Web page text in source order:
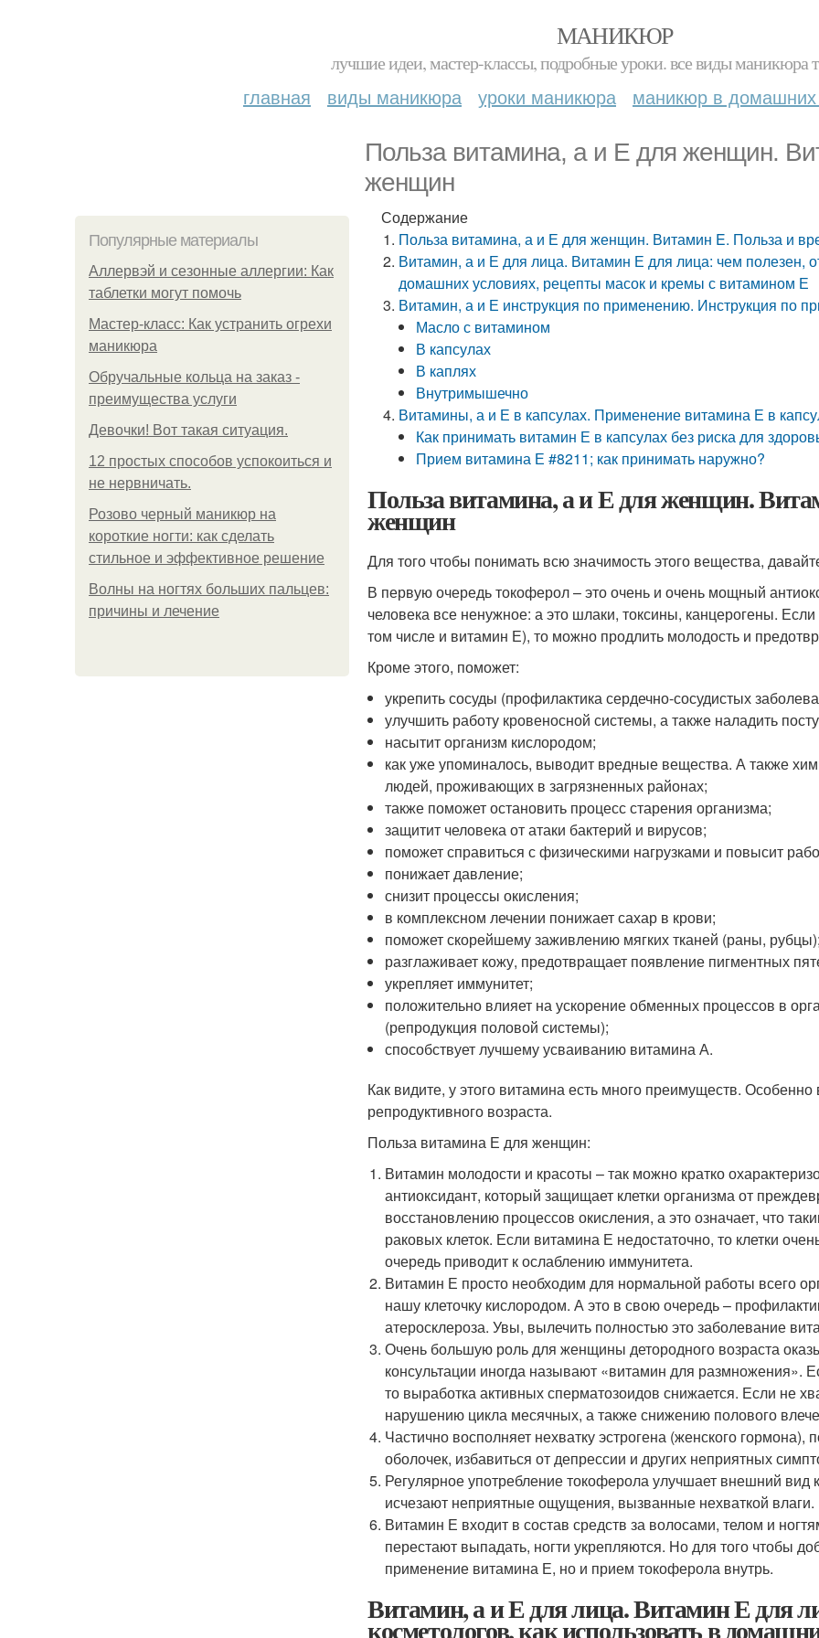
МАНИКЮР
лучшие идеи, мастер-классы, подробные уроки. все виды маникюра
главная виды маникюра уроки маникюра маникюр в домашних
Польза витамина, а и Е для женщин.
женщин
Популярные материалы
Аллервэй и сезонные аллергии: Как
таблетки могут помочь
Мастер-класс: Как устранить огрехи
маникюра
Обручальные кольца на заказ -
преимущества услуги
Девочки! Вот такая ситуация.
12 простых способов успокоиться и
не нервничать.
Розово черный маникюр на
короткие ногти: как сделать
стильное и эффективное решение
Волны на ногтях больших пальцев:
причины и лечение
Содержание
Польза витамина, а и Е для женщин. Витамин E. Польза и
Витамин, а и Е для лица. Витамин Е для лица: чем полезен,
домашних условиях, рецепты масок и кремы с витамином Е
Витамин, а и Е инструкция по применению. Инструкция по
Масло с витамином
В капсулах
В каплях
Внутримышечно
Витамины, а и Е в капсулах. Применение витамина Е в
Как принимать витамин Е в капсулах без риска для
Прием витамина Е #8211; как принимать наружно?
Польза витамина, а и Е для женщин.
женщин
Для того чтобы понимать всю значимость этого вещества,
В первую очередь токоферол – это очень и очень мощный
человека все ненужное: а это шлаки, токсины, канцерогены.
том числе и витамин Е), то можно продлить молодость и
Кроме этого, поможет:
укрепить сосуды (профилактика сердечно-сосудистых
улучшить работу кровеносной системы, а также наладить
насытит организм кислородом;
как уже упоминалось, выводит вредные вещества. А также
людей, проживающих в загрязненных районах;
также поможет остановить процесс старения организма;
защитит человека от атаки бактерий и вирусов;
поможет справиться с физическими нагрузками и повысит
понижает давление;
снизит процессы окисления;
в комплексном лечении понижает сахар в крови;
поможет скорейшему заживлению мягких тканей (раны,
разглаживает кожу, предотвращает появление пигментных
укрепляет иммунитет;
положительно влияет на ускорение обменных процессов в
(репродукция половой системы);
способствует лучшему усваиванию витамина А.
Как видите, у этого витамина есть много преимуществ.
репродуктивного возраста.
Польза витамина Е для женщин:
Витамин молодости и красоты – так можно кратко
антиоксидант, который защищает клетки организма от
восстановлению процессов окисления, а это означает, что
раковых клеток. Если витамина Е недостаточно, то клетки
очередь приводит к ослаблению иммунитета.
Витамин Е просто необходим для нормальной работы всего
нашу клеточку кислородом. А это в свою очередь –
атеросклероза. Увы, вылечить полностью это заболевание
Очень большую роль для женщины детородного возраста
консультации иногда называют «витамин для размножения».
то выработка активных сперматозоидов снижается. Если не
нарушению цикла месячных, а также снижению полового
Частично восполняет нехватку эстрогена (женского
оболочек, избавиться от депрессии и других неприятных
Регулярное употребление токоферола улучшает внешний вид
исчезают неприятные ощущения, вызванные нехваткой влаги.
Витамин Е входит в состав средств за волосами, телом и
перестают выпадать, ногти укрепляются. Но для того чтобы
применение витамина Е, но и прием токоферола внутрь.
Витамин, а и Е для лица. Витамин Е для
косметологов, как использовать в